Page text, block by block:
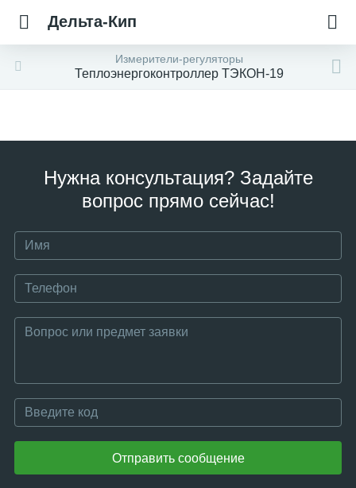
Дельта-Кип
Измерители-регуляторы
Теплоэнергоконтроллер ТЭКОН-19
Нужна консультация? Задайте
вопрос прямо сейчас!
Отправить сообщение